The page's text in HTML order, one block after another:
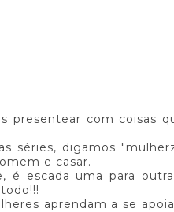
presentear com coisas
séries, digamos
e casar.
é escada uma para
aprendam a se